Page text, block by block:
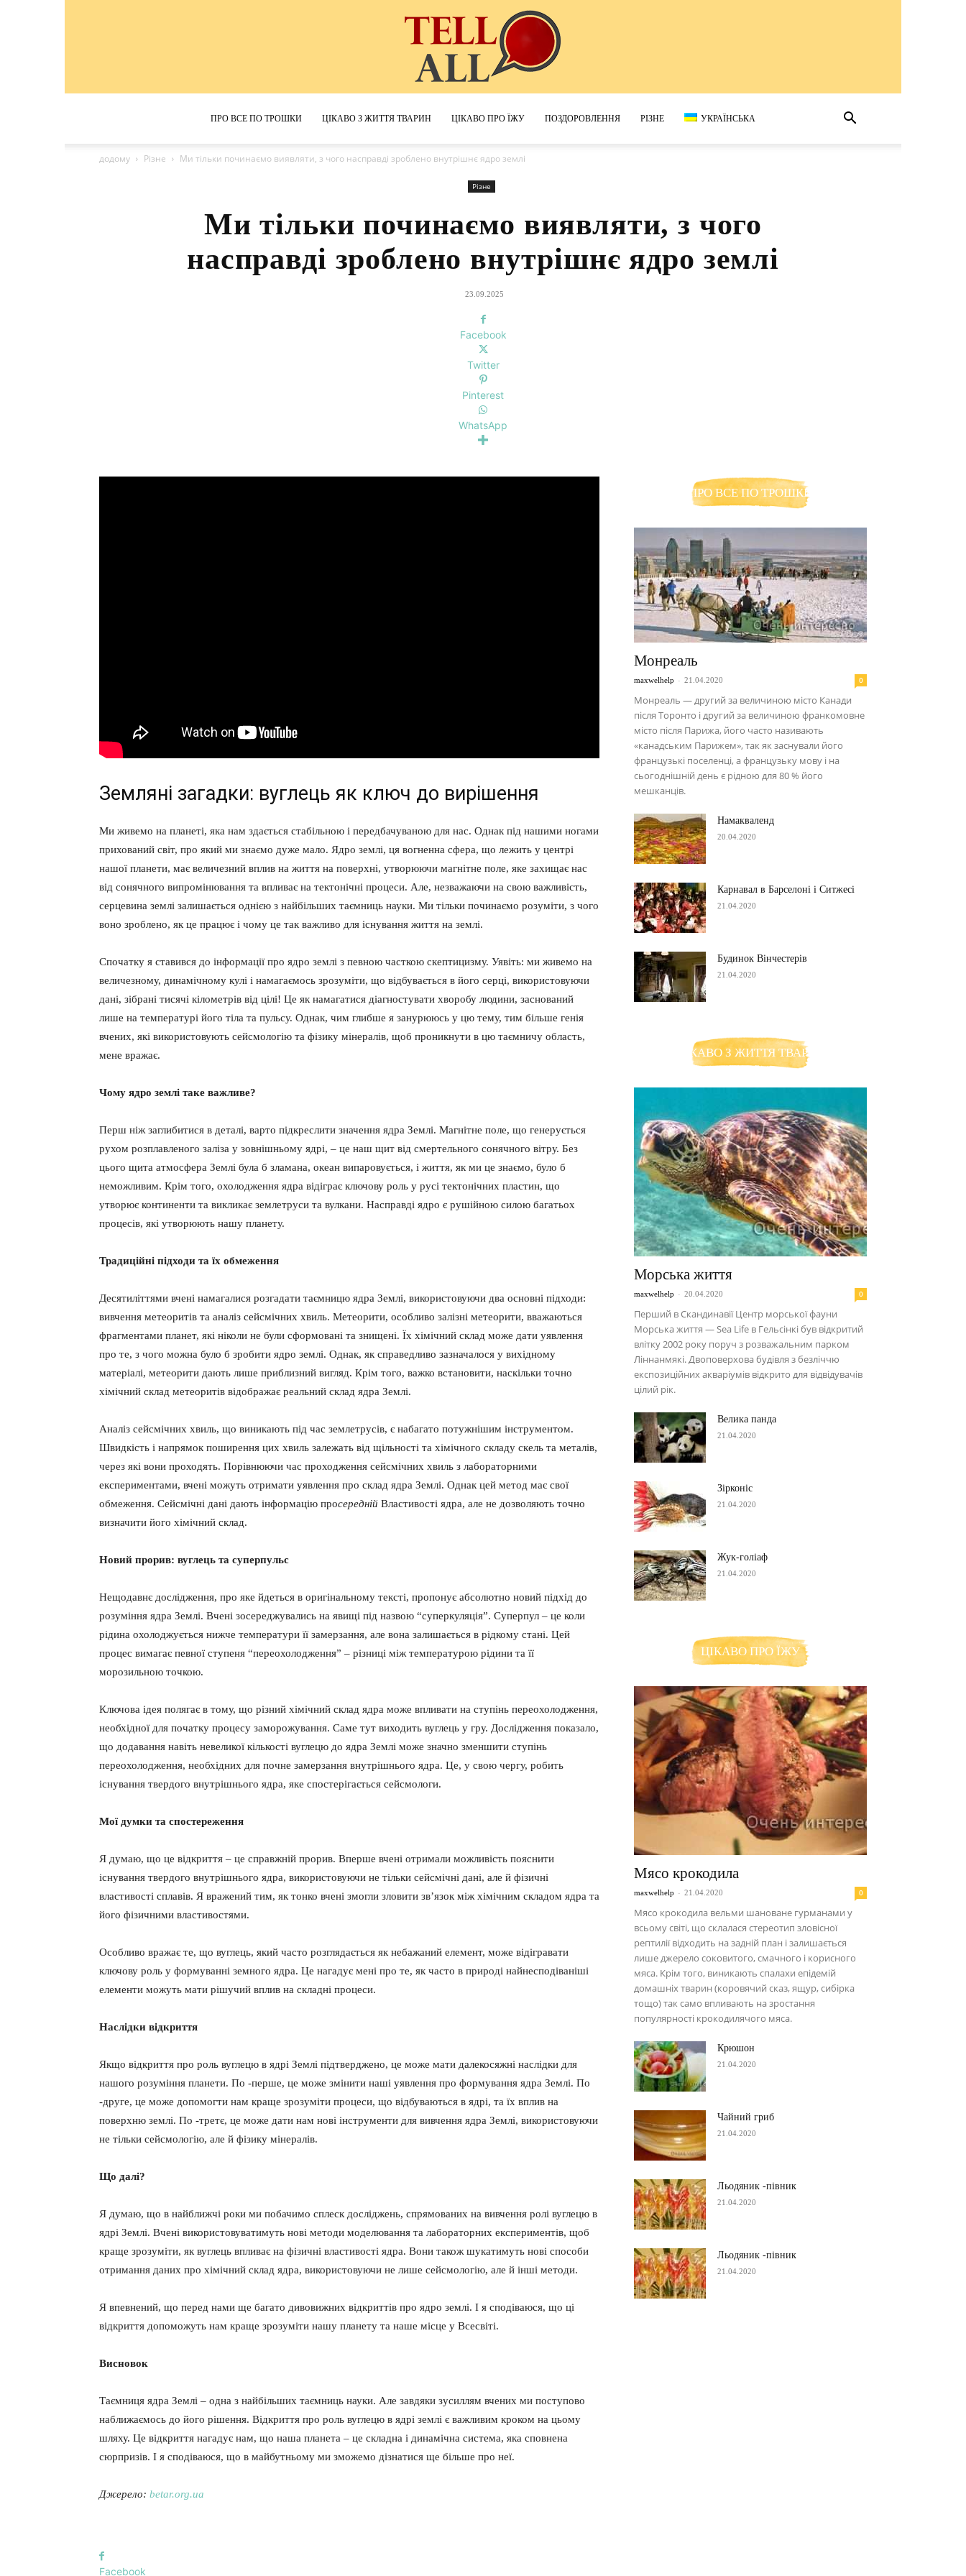
ПРО ВСЕ ПО ТРОШКИ ЦІКАВО З ЖИТТЯ ТВАРИН ЦІКАВО ПРО ЇЖУ ПОЗДОРОВЛЕННЯ РІЗНЕ УКРАЇНСЬКА
додому Різне Ми тільки починаємо виявляти, з чого насправді зроблено внутрішнє ядро ​​землі
Різне
Ми тільки починаємо виявляти, з чого
насправді зроблено внутрішнє ядро ​​землі
23.09.2025
Facebook
Twitter
Pinterest
WhatsApp
Земляні загадки: вуглець як ключ до вирішення
Ми живемо на планеті, яка нам здається стабільною і передбачуваною для нас. Однак під нашими ногами
прихований світ, про який ми знаємо дуже мало. Ядро землі, ця вогненна сфера, що лежить у центрі
нашої планети, має величезний вплив на життя на поверхні, утворюючи магнітне поле, яке захищає нас
від сонячного випромінювання та впливає на тектонічні процеси. Але, незважаючи на свою важливість,
серцевина землі залишається однією з найбільших таємниць науки. Ми тільки починаємо розуміти, з чого
воно зроблено, як це працює і чому це так важливо для існування життя на землі.
Спочатку я ставився до інформації про ядро ​​землі з певною часткою скептицизму. Уявіть: ми живемо на
величезному, динамічному кулі і намагаємось зрозуміти, що відбувається в його серці, використовуючи
дані, зібрані тисячі кілометрів від цілі! Це як намагатися діагностувати хворобу людини, заснований
лише на температурі його тіла та пульсу. Однак, чим глибше я занурююсь у цю тему, тим більше генія
вчених, які використовують сейсмологію та фізику мінералів, щоб проникнути в цю таємничу область,
мене вражає.
Чому ядро ​​землі таке важливе?
Перш ніж заглибитися в деталі, варто підкреслити значення ядра Землі. Магнітне поле, що генерується
рухом розплавленого заліза у зовнішньому ядрі, – це наш щит від смертельного сонячного вітру. Без
цього щита атмосфера Землі була б зламана, океан випаровується, і життя, як ми це знаємо, було б
неможливим. Крім того, охолодження ядра відіграє ключову роль у русі тектонічних пластин, що
утворює континенти та викликає землетруси та вулкани. Насправді ядро ​​є рушійною силою багатьох
процесів, які утворюють нашу планету.
Традиційні підходи та їх обмеження
Десятиліттями вчені намагалися розгадати таємницю ядра Землі, використовуючи два основні підходи:
вивчення метеоритів та аналіз сейсмічних хвиль. Метеорити, особливо залізні метеорити, вважаються
фрагментами планет, які ніколи не були сформовані та знищені. Їх хімічний склад може дати уявлення
про те, з чого можна було б зробити ядро ​​землі. Однак, як справедливо зазначалося у вихідному
матеріалі, метеорити дають лише приблизний вигляд. Крім того, важко встановити, наскільки точно
хімічний склад метеоритів відображає реальний склад ядра Землі.
Аналіз сейсмічних хвиль, що виникають під час землетрусів, є набагато потужнішим інструментом.
Швидкість і напрямок поширення цих хвиль залежать від щільності та хімічного складу скель та металів,
через які вони проходять. Порівнюючи час проходження сейсмічних хвиль з лабораторними
експериментами, вчені можуть отримати уявлення про склад ядра Землі. Однак цей метод має свої
обмеження. Сейсмічні дані дають інформацію просередній Властивості ядра, але не дозволяють точно
визначити його хімічний склад.
Новий прорив: вуглець та суперпульс
Нещодавнє дослідження, про яке йдеться в оригінальному тексті, пропонує абсолютно новий підхід до
розуміння ядра Землі. Вчені зосереджувались на явищі під назвою “суперкуляція”. Суперпул – це коли
рідина охолоджується нижче температури її замерзання, але вона залишається в рідкому стані. Цей
процес вимагає певної ступеня “переохолодження” – різниці між температурою рідини та її
морозильною точкою.
Ключова ідея полягає в тому, що різний хімічний склад ядра може впливати на ступінь переохолодження,
необхідної для початку процесу заморожування. Саме тут виходить вуглець у гру. Дослідження показало,
що додавання навіть невеликої кількості вуглецю до ядра Землі може значно зменшити ступінь
переохолодження, необхідних для почне замерзання внутрішнього ядра. Це, у свою чергу, робить
існування твердого внутрішнього ядра, яке спостерігається сейсмологи.
Мої думки та спостереження
Я думаю, що це відкриття – це справжній прорив. Вперше вчені отримали можливість пояснити
існування твердого внутрішнього ядра, використовуючи не тільки сейсмічні дані, але й фізичні
властивості сплавів. Я вражений тим, як тонко вчені змогли зловити зв’язок між хімічним складом ядра та
його фізичними властивостями.
Особливо вражає те, що вуглець, який часто розглядається як небажаний елемент, може відігравати
ключову роль у формуванні земного ядра. Це нагадує мені про те, як часто в природі найнесподіваніші
елементи можуть мати рішучий вплив на складні процеси.
Наслідки відкриття
Якщо відкриття про роль вуглецю в ядрі Землі підтверджено, це може мати далекосяжні наслідки для
нашого розуміння планети. По -перше, це може змінити наші уявлення про формування ядра Землі. По
-друге, це може допомогти нам краще зрозуміти процеси, що відбуваються в ядрі, та їх вплив на
поверхню землі. По -третє, це може дати нам нові інструменти для вивчення ядра Землі, використовуючи
не тільки сейсмологію, але й фізику мінералів.
Що далі?
Я думаю, що в найближчі роки ми побачимо сплеск досліджень, спрямованих на вивчення ролі вуглецю в
ядрі Землі. Вчені використовуватимуть нові методи моделювання та лабораторних експериментів, щоб
краще зрозуміти, як вуглець впливає на фізичні властивості ядра. Вони також шукатимуть нові способи
отримання даних про хімічний склад ядра, використовуючи не лише сейсмологію, але й інші методи.
Я впевнений, що перед нами ще багато дивовижних відкриттів про ядро ​​землі. І я сподіваюся, що ці
відкриття допоможуть нам краще зрозуміти нашу планету та наше місце у Всесвіті.
Висновок
Таємниця ядра Землі – одна з найбільших таємниць науки. Але завдяки зусиллям вчених ми поступово
наближаємось до його рішення. Відкриття про роль вуглецю в ядрі землі є важливим кроком на цьому
шляху. Це відкриття нагадує нам, що наша планета – це складна і динамічна система, яка сповнена
сюрпризів. І я сподіваюся, що в майбутньому ми зможемо дізнатися ще більше про неї.
Джерело: betar.org.ua
Facebook
ПРО ВСЕ ПО ТРОШКИ
Монреаль
maxwelhelp - 21.04.2020 0
Монреаль — другий за величиною місто Канади
після Торонто і другий за величиною франкомовне
місто після Парижа, його часто називають
«канадським Парижем», так як заснували його
французькі поселенці, а французьку мову і на
сьогоднішній день є рідною для 80 % його
мешканців.
Намакваленд
20.04.2020
Карнавал в Барселоні і Ситжесі
21.04.2020
Будинок Вінчестерів
21.04.2020
ЦІКАВО З ЖИТТЯ ТВАРИН
Морська життя
maxwelhelp - 20.04.2020 0
Перший в Скандинавії Центр морської фауни
Морська життя — Sea Life в Гельсінкі був відкритий
влітку 2002 року поруч з розважальним парком
Ліннанмякі. Двоповерхова будівля з безліччю
експозиційних акваріумів відкрито для відвідувачів
цілий рік.
Велика панда
21.04.2020
Зірконіс
21.04.2020
Жук-голіаф
21.04.2020
ЦІКАВО ПРО ЇЖУ
Мясо крокодила
maxwelhelp - 21.04.2020 0
Мясо крокодила вельми шановане гурманами у
всьому світі, що склалася стереотип зловісної
рептилії відходить на задній план і залишається
лише джерело соковитого, смачного і корисного
мяса. Крім того, виникають спалахи епідемій
домашніх тварин (коровячий сказ, ящур, сибірка
тощо) так само впливають на зростання
популярності крокодилячого мяса.
Крюшон
21.04.2020
Чайний гриб
21.04.2020
Льодяник -півник
21.04.2020
Льодяник -півник
21.04.2020